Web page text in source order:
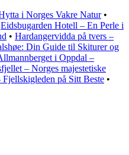
i Norges Vakre Natur•
Eidsbugarden Hotell – En Perle i
• Hardangervidda på tvers –
Din Guide til Skiturer og
i Oppdal –
– Norges majestetiske
Fjellskigleden på Sitt Beste •